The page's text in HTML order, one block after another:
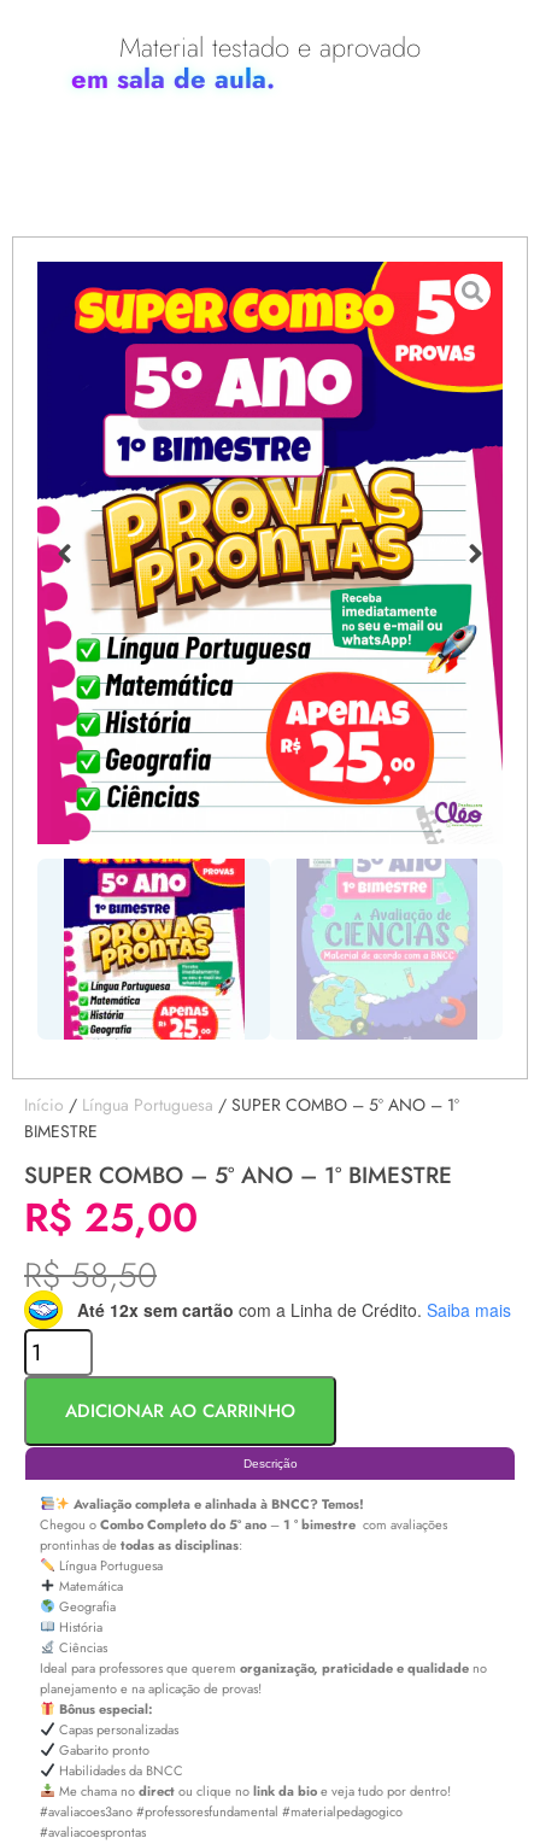
Material testado e aprovado
em sala de aula.
Início / Língua Portuguesa / SUPER COMBO – 5º ANO – 1º
BIMESTRE
SUPER COMBO – 5º ANO – 1º BIMESTRE
R$ 25,00
R$58,50
Até 12x sem cartão com a Linha de Crédito. Saiba mais
ADICIONAR AO CARRINHO
Descrição
Avaliação completa e alinhada à BNCC? Temos!
Chegou oCombo Completo do5º ano–1 ° bimestre com avaliações
prontinhas detodas as disciplinas:
Língua Portuguesa
Matemática
Geografia
História
Ciências
Ideal para professores que querem organização, praticidade e qualidade no
planejamento e na aplicação de provas!
Bônus especial:
Capas personalizadas
Gabarito pronto
Habilidades da BNCC
Me chama nodirectou clique nolink da bioe veja tudo por dentro!
#avaliacoes3ano #professoresfundamental #materialpedagogico
#avaliacoesprontas